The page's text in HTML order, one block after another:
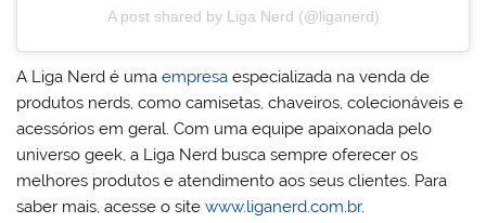
A post shared by Liga Nerd (@liganerd)
A Liga Nerd é uma empresa especializada na venda de
produtos nerds, como camisetas, chaveiros, colecionáveis e
acessórios em geral. Com uma equipe apaixonada pelo
universo geek, a Liga Nerd busca sempre oferecer os
melhores produtos e atendimento aos seus clientes. Para
saber mais, acesse o sitewww.liganerd.com.br.